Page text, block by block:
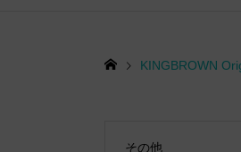
KINGBROWN
その他